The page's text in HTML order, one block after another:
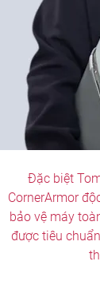
Đặc biệt
CornerArmor
bảo vệ máy
được tiêu